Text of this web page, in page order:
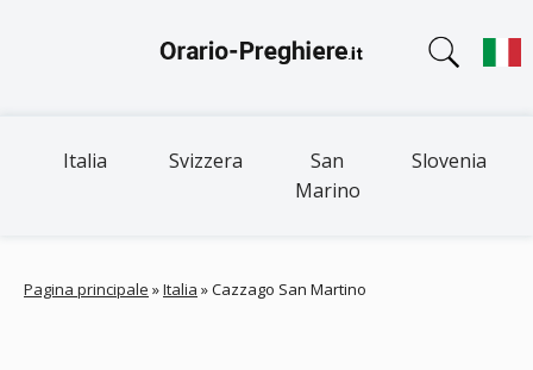
Italia Svizzera
San
Marino
Slovenia
Pagina principale »Italia »Cazzago San Martino